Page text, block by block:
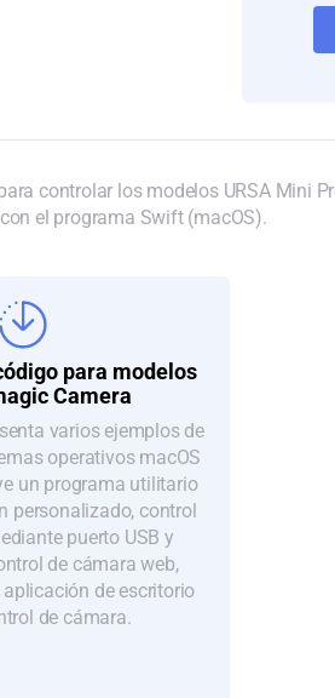
controlar los modelos URSA Mini
el programa Swift (macOS).
para modelos
Camera
varios ejemplos de
operativos macOS
un programa utilitario
personalizado, control
puerto USB y
de cámara web,
de escritorio
de cámara.